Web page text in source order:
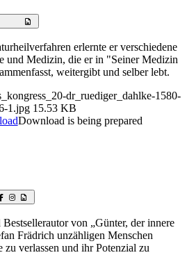
erlernte er verschiedene
und Medizin, die er in "Seiner Medizin
weitergibt und selber lebt.
dr_ruediger_dahlke-1580-
1.jpg 15.53 KB
Download is being prepared
von „Günter, der innere
Frädrich unzähligen Menschen
verlassen und ihr Potenzial zu